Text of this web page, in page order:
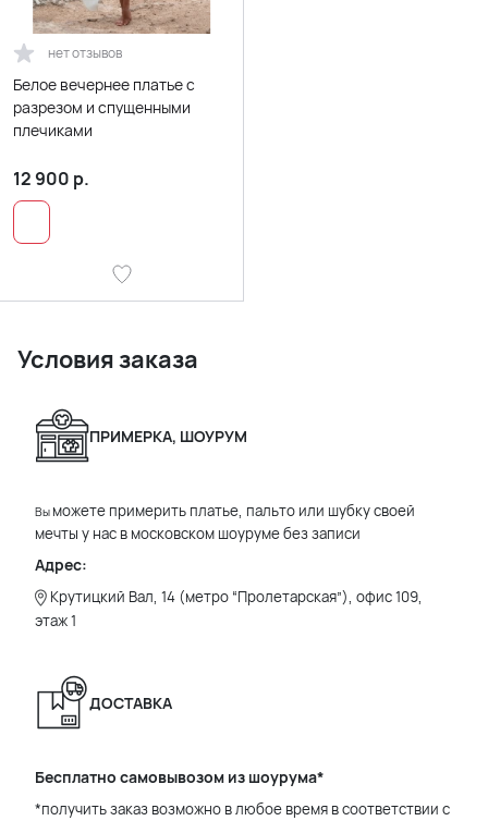
нет отзывов
Белое вечернее платье с
разрезом и спущенными
плечиками
12 900 р.
Условия заказа
ПРИМЕРКА, ШОУРУМ
Вы можете примерить платье, пальто или шубку своей
мечты у нас в московском шоуруме без записи
Адрес:
Крутицкий Вал, 14 (метро “Пролетарская”), офис 109,
этаж 1
ДОСТАВКА
Бесплатно самовывозом из шоурума*
*получить заказ возможно в любое время в соответствии с